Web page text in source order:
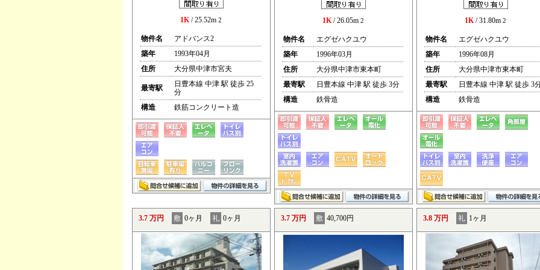
1K/ 25.52m 2
物件名
アドバンス2
築年
1993年04月
住所
大分県中津市宮夫
最寄駅
日豊本線 中津 駅 徒歩 25
分
構造
鉄筋コンクリート造
1K/ 26.05m 2
物件名
エグゼハクユウ
築年
1996年03月
住所
大分県中津市東本町
最寄駅
日豊本線 中津 駅 徒歩 3分
構造
鉄骨造
1K/ 31.80m 2
物件名
エグゼハクユウ
築年
1996年08月
住所
大分県中津市東本町
最寄駅
日豊本線 中津 駅 徒歩 3
構造
鉄骨造
3.7 万円 敷 0ヶ月 礼 0ヶ月 3.7 万円 敷 40,700円 3.8 万円 礼 1ヶ月